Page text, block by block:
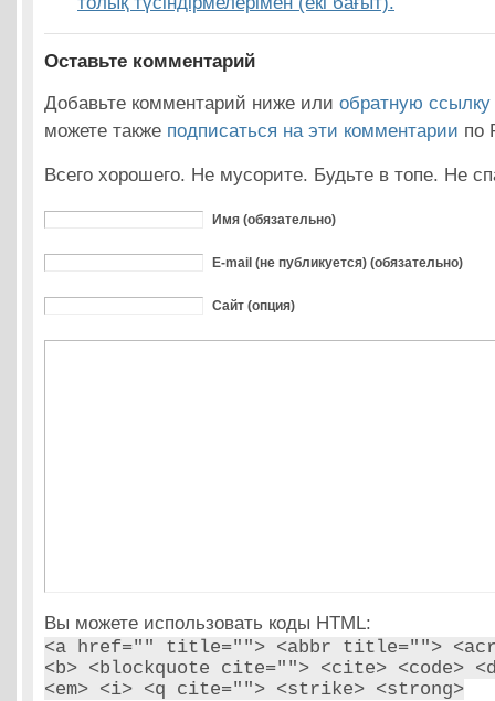
Оставьте комментарий
Добавьте комментарий ниже или обратную ссылку
можете также подписаться на эти комментарии по
Всего хорошего. Не мусорите. Будьте в топе. Не
Имя (обязательно)
E-mail (не публикуется) (обязательно)
Сайт (опция)
Вы можете использовать коды HTML:
<a href="" title=""> <abbr title="">
<b> <blockquote cite=""> <cite> <code>
<em> <i> <q cite=""> <strike> <strong>